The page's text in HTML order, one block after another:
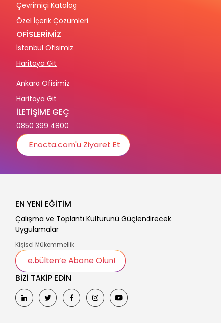
Çevrimiçi Katalog
Özel İçerik Çözümleri
OFİSLERİMİZ
İstanbul Ofisimiz
Haritaya Git
Ankara Ofisimiz
Haritaya Git
İLETİŞİME GEÇ
0850 399 4800
Enocta.com'u Ziyaret Et
BİZİ TAKİP EDİN
EN YENİ EĞİTİM
Çalışma ve Toplantı Kültürünü Güçlendirecek
Uygulamalar
Kişisel Mükemmellik
e.bülten’e Abone Olun!